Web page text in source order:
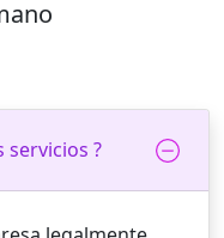
servicios ?